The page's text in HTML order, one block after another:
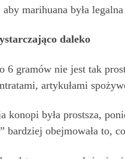
marihuana była
daleko
6 gramów nie jest tak
artykułami
konopi była prostsza,
obejmowała to,